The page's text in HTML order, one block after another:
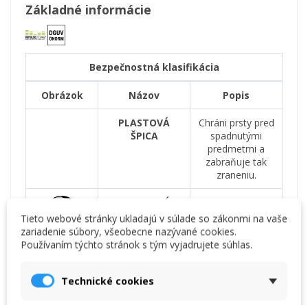
Základné informácie
Bezpečnostná klasifikácia
Obrázok Názov Popis
PLASTOVÁ
ŠPICA
Chráni prsty pred
spadnutými
predmetmi a
zabraňuje tak
zraneniu.
ELASTICKÁ
OCHRANA
PROTI
PREPICHNUTIU
pred preniknutím
ostrými
predmetmi.
topánky ľahšie a
Tieto webové stránky ukladajú v súlade so zákonmi na vaše
zariadenie súbory, všeobecne nazývané cookies.
Používaním týchto stránok s tým vyjadrujete súhlas.
Technické cookies